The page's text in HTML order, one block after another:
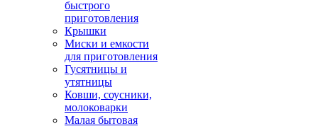
быстрого
приготовления
Крышки
Миски и емкости
для приготовления
Гусятницы и
утятницы
Ковши, соусники,
молоковарки
Малая бытовая